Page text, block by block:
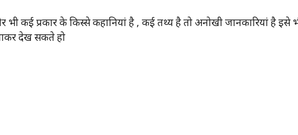
कई प्रकार के किस्से कहानियां है , कई तथ्य है तो अनोखी जानकारियां है इसे
देख सकते हो